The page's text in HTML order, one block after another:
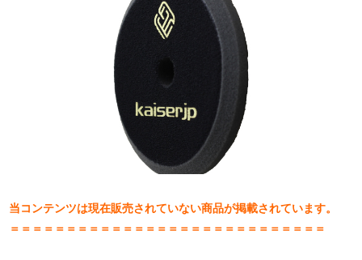
当コンテンツは現在販売されていない商品が掲載されています。
＝＝＝＝＝＝＝＝＝＝＝＝＝＝＝＝＝＝＝＝＝＝＝＝＝＝＝＝